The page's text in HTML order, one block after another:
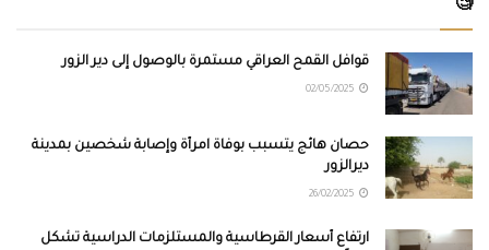
🧐
قوافل القمح العراقي مستمرة بالوصول إلى دير الزور
حصان هائج يتسبب بوفاة امرأة وإصابة شخصين بمدينة
ديرالزور
ارتفاع أسعار القرطاسية والمستلزمات الدراسية تشكل